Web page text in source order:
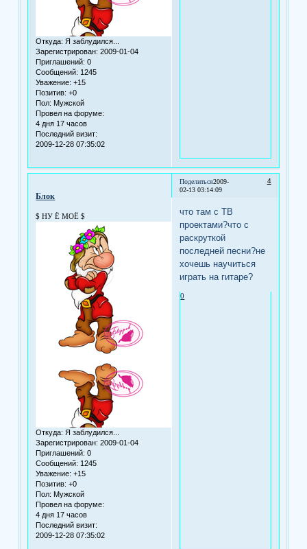
Откуда: Я заблудился...
Зарегистрирован: 2009-01-04
Приглашений: 0
Сообщений: 1245
Уважение: +15
Позитив: +0
Пол: Мужской
Провел на форуме:
4 дня 17 часов
Последний визит:
2009-12-28 07:35:02
Поделиться 4
2009-
02-13 03:14:09
Блок
$ НУ Ё МОЁ $
Откуда: Я заблудился...
Зарегистрирован: 2009-01-04
Приглашений: 0
Сообщений: 1245
Уважение: +15
Позитив: +0
Пол: Мужской
Провел на форуме:
4 дня 17 часов
Последний визит:
2009-12-28 07:35:02
что там с ТВ
проектами?что с
раскруткой
последней песни?не
хочешь научиться
играть на гитаре?
0